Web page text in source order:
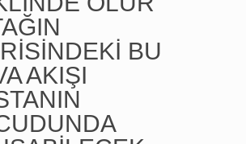
BU
AKIŞI